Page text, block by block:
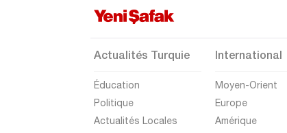
Nevşehir
Niğde
Osmaniye
Actualités Turquie
Éducation
Politique
Actualités Locales
International
Moyen-Orient
Europe
Amérique